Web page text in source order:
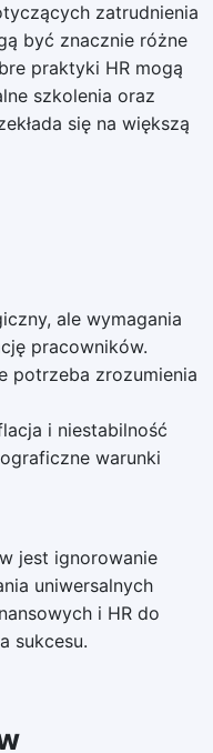
zatrudnienia
być znacznie różne
praktyki HR mogą
szkolenia oraz
się na większą
ale wymagania
pracowników.
potrzeba zrozumienia
i niestabilność
warunki
jest ignorowanie
uniwersalnych
i HR do
sukcesu.